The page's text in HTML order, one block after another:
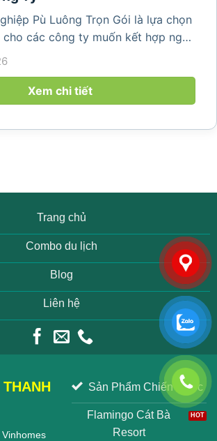
Pù Luông Trọn Gói là lựa chọn
các công ty muốn kết hợp nghỉ
đội ngũ và tái tạo năng lượng sau
việc căng thẳng. Với cảnh quan
lành,...
Xem chi tiết
Trang chủ
Combo du lịch
Blog
Liên hệ
Sản Phẩm Chiến Lược
Flamingo Cát Bà
Resort